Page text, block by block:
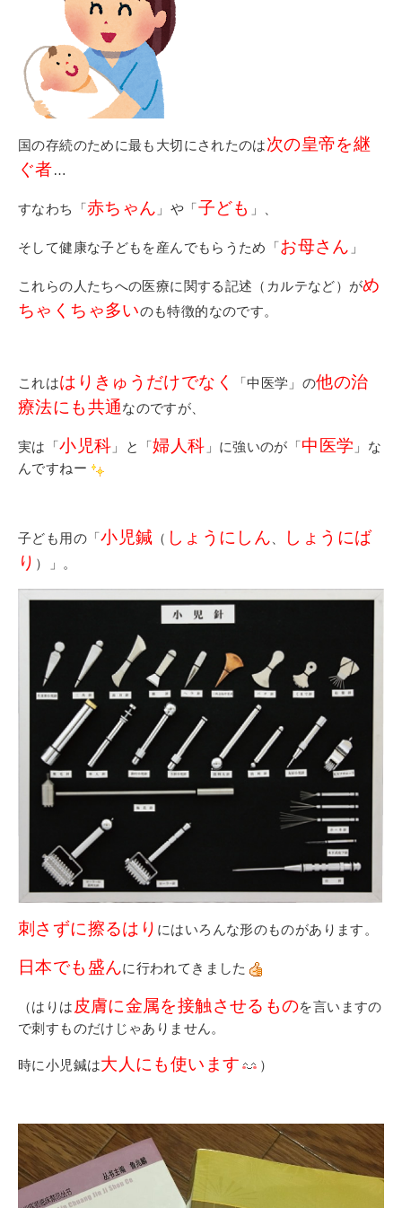
国の存続のために最も大切にされたのは次の皇帝を継
ぐ者…
すなわち「赤ちゃん 」や「子ども 」、
そして健康な子どもを産んでもらうため「お母さん 」
これらの人たちへの医療に関する記述（カルテなど）がめ
ちゃくちゃ多いのも特徴的なのです。
これははりきゅうだけでなく 「中医学」の他の治
療法にも共通なのですが、
実は「小児科 」と「婦人科 」に強いのが「中医学 」な
んですねー
子ども用の「小児鍼 （ しょうにしん
しょうにば
り ）」。
刺さずに擦るはり にはいろんな形のものがあります。
日本でも盛んに行われてきました
（はりは 皮膚に金属を接触させるものを言いますの
で刺すものだけじゃありません。
時に小児鍼は大人にも使います ）